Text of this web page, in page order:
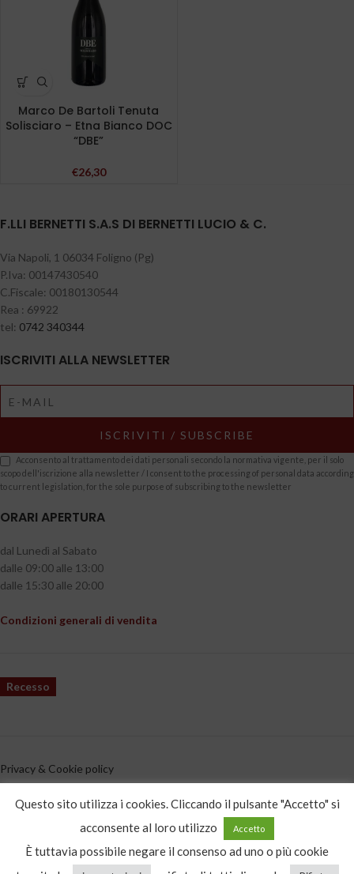
Marco De Bartoli Tenuta
Solisciaro – Etna Bianco DOC
“DBE”
€26,30
F.LLI BERNETTI S.A.S DI BERNETTI LUCIO & C.
Via Napoli, 1 06034 Foligno (Pg)
P.Iva: 00147430540
C.Fiscale: 00180130544
Rea : 69922
tel: 0742 340344
ISCRIVITI ALLA NEWSLETTER
Acconsento al trattamento dei dati personali secondo la normativa vigente, per il solo
scopo dell'iscrizione alla newsletter / I consent to the processing of personal data according
to current legislation, for the sole purpose of subscribing to the newsletter
ORARI APERTURA
dal Lunedì al Sabato
dalle 09:00 alle 13:00
dalle 15:30 alle 20:00
Condizioni generali di vendita
Recesso
Privacy & Cookie policy
CATEGORIE PRODOTTO
Seleziona una categoria
Questo sito utilizza i cookies. Cliccando il pulsante "Accetto" si
acconsente al loro utilizzo
Accetto
È tuttavia possibile negare il consenso ad uno o più cookie